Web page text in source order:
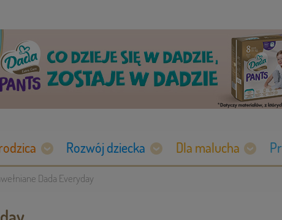
Rozwój dziecka Dla malucha
Dada Everyday